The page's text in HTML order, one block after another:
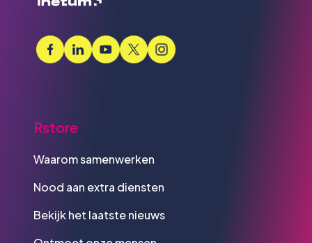
Rstore
Waarom samenwerken
Nood aan extra diensten
Bekijk het laatste nieuws